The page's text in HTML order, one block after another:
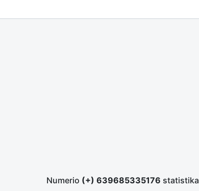
Numerio (+) 639685335176 statistika